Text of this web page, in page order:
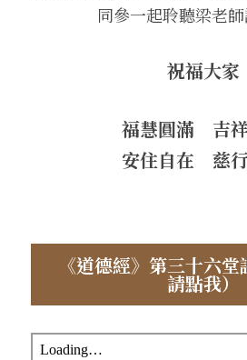
同參一起聆聽梁老
祝福大家
福慧圓滿　吉
安住自在　慈
《道德經》第三十六
請點我）